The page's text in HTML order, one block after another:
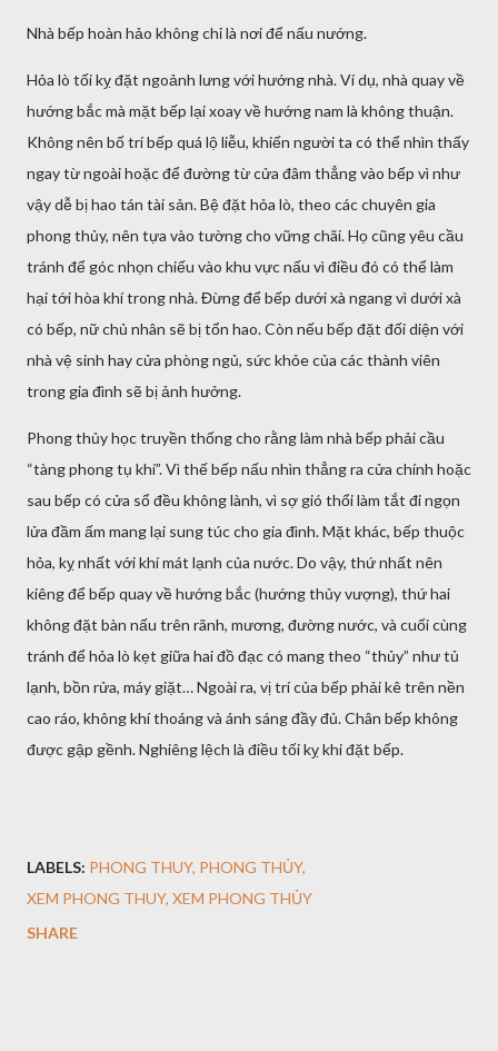
Nhà bếp hoàn hảo không chỉ là nơi để nấu nướng.
Hỏa lò tối kỵ đặt ngoảnh lưng với hướng nhà. Ví dụ, nhà quay về
hướng bắc mà mặt bếp lại xoay về hướng nam là không thuận.
Không nên bố trí bếp quá lộ liễu, khiến người ta có thể nhìn thấy
ngay từ ngoài hoặc để đường từ cửa đâm thẳng vào bếp vì như
vậy dễ bị hao tán tài sản. Bệ đặt hỏa lò, theo các chuyên gia
phong thủy, nên tựa vào tường cho vững chãi. Họ cũng yêu cầu
tránh để góc nhọn chiếu vào khu vực nấu vì điều đó có thể làm
hại tới hòa khí trong nhà. Đừng để bếp dưới xà ngang vì dưới xà
có bếp, nữ chủ nhân sẽ bị tổn hao. Còn nếu bếp đặt đối diện với
nhà vệ sinh hay cửa phòng ngủ, sức khỏe của các thành viên
trong gia đình sẽ bị ảnh hưởng.
Phong thủy học truyền thống cho rằng làm nhà bếp phải cầu
“tàng phong tụ khí”. Vì thế bếp nấu nhìn thẳng ra cửa chính hoặc
sau bếp có cửa sổ đều không lành, vì sợ gió thổi làm tắt đi ngọn
lửa đầm ấm mang lại sung túc cho gia đình. Mặt khác, bếp thuộc
hỏa, kỵ nhất với khí mát lạnh của nước. Do vậy, thứ nhất nên
kiêng để bếp quay về hướng bắc (hướng thủy vượng), thứ hai
không đặt bàn nấu trên rãnh, mương, đường nước, và cuối cùng
tránh để hỏa lò kẹt giữa hai đồ đạc có mang theo “thủy” như tủ
lạnh, bồn rửa, máy giặt… Ngoài ra, vị trí của bếp phải kê trên nền
cao ráo, không khí thoáng và ánh sáng đầy đủ. Chân bếp không
được gập gềnh. Nghiêng lệch là điều tối kỵ khi đặt bếp.
LABELS: PHONG THUY PHONG THỦY
XEM PHONG THUY XEM PHONG THỦY
SHARE